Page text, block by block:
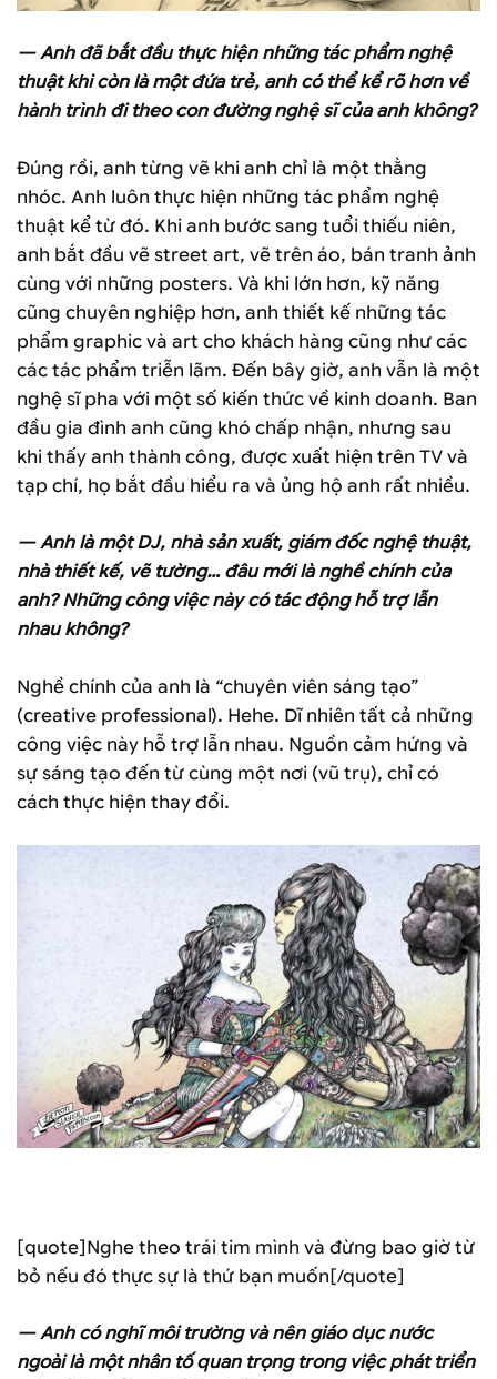
— Anh đã bắt đầu thực hiện những tác phẩm nghệ
thuật khi còn là một đứa trẻ, anh có thể kể rõ hơn về
hành trình đi theo con đường nghệ sĩ của anh không?
Đúng rồi, anh từng vẽ khi anh chỉ là một thằng
nhóc. Anh luôn thực hiện những tác phẩm nghệ
thuật kể từ đó. Khi anh bước sang tuổi thiếu niên,
anh bắt đầu vẽ street art, vẽ trên áo, bán tranh ảnh
cùng với những posters. Và khi lớn hơn, kỹ năng
cũng chuyên nghiệp hơn, anh thiết kế những tác
phẩm graphic và art cho khách hàng cũng như các
các tác phẩm triễn lãm. Đến bây giờ, anh vẫn là một
nghệ sĩ pha với một số kiến thức về kinh doanh. Ban
đầu gia đình anh cũng khó chấp nhận, nhưng sau
khi thấy anh thành công, được xuất hiện trên TV và
tạp chí, họ bắt đầu hiểu ra và ủng hộ anh rất nhiều.
— Anh là một DJ, nhà sản xuất, giám đốc nghệ thuật,
nhà thiết kế, vẽ tường… đâu mới là nghề chính của
anh? Những công việc này có tác động hỗ trợ lẫn
nhau không?
Nghề chính của anh là “chuyên viên sáng tạo”
(creative professional). Hehe. Dĩ nhiên tất cả những
công việc này hỗ trợ lẫn nhau. Nguồn cảm hứng và
sự sáng tạo đến từ cùng một nơi (vũ trụ), chỉ có
cách thực hiện thay đổi.
[quote]Nghe theo trái tim mình và đừng bao giờ từ
bỏ nếu đó thực sự là thứ bạn muốn[/quote]
— Anh có nghĩ môi trường và nên giáo dục nước
ngoài là một nhân tố quan trọng trong việc phát triển